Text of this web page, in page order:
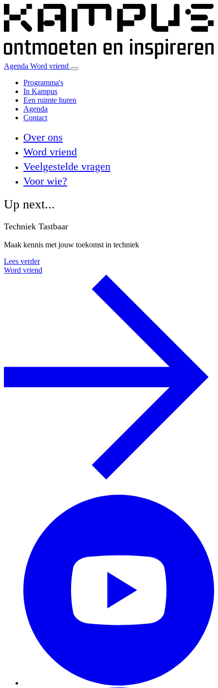
Agenda Word vriend
Programma's
In Kampus
Een ruimte huren
Agenda
Contact
Over ons
Word vriend
Veelgestelde vragen
Voor wie?
Up next...
Techniek Tastbaar
Maak kennis met jouw toekomst in techniek
Lees verder
Word vriend